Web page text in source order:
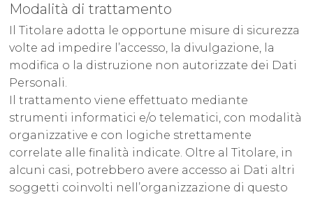
Modalità di trattamento
Il Titolare adotta le opportune misure di sicurezza
volte ad impedire l’accesso, la divulgazione, la
modifica o la distruzione non autorizzate dei Dati
Personali.
Il trattamento viene effettuato mediante
strumenti informatici e/o telematici, con modalità
organizzative e con logiche strettamente
correlate alle finalità indicate. Oltre al Titolare, in
alcuni casi, potrebbero avere accesso ai Dati altri
soggetti coinvolti nell’organizzazione di questo